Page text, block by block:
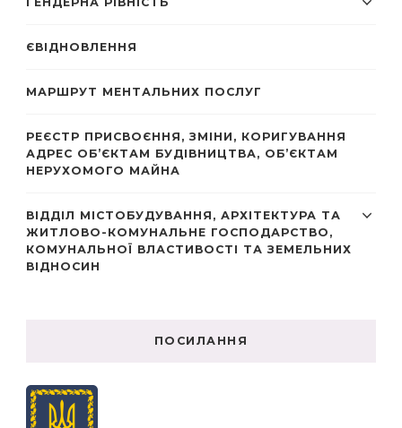
ЄВІДНОВЛЕННЯ
МАРШРУТ МЕНТАЛЬНИХ ПОСЛУГ
РЕЄСТР ПРИСВОЄННЯ, ЗМІНИ, КОРИГУВАННЯ
АДРЕС ОБ’ЄКТАМ БУДІВНИЦТВА, ОБ’ЄКТАМ
НЕРУХОМОГО МАЙНА
ВІДДІЛ МІСТОБУДУВАННЯ, АРХІТЕКТУРА ТА
ЖИТЛОВО-КОМУНАЛЬНЕ ГОСПОДАРСТВО,
КОМУНАЛЬНОЇ ВЛАСТИВОСТІ ТА ЗЕМЕЛЬНИХ
ВІДНОСИН
ПОСИЛАННЯ